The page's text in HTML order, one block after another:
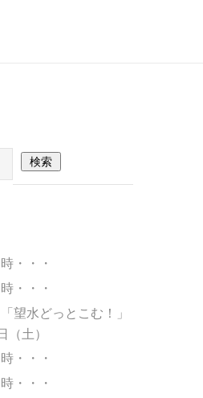
・・・
・・・
望水どっとこむ！」
（土）
・・・
・・・